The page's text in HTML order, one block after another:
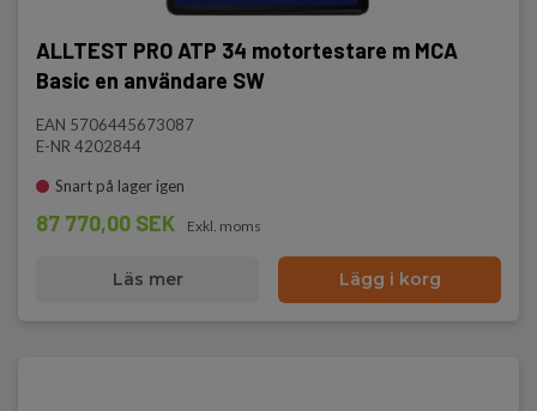
ALLTEST PRO ATP 34 motortestare m MCA
Basic en användare SW
EAN 5706445673087
E-NR 4202844
Snart på lager igen
87 770,00 SEK Exkl. moms
Läs mer Lägg i korg